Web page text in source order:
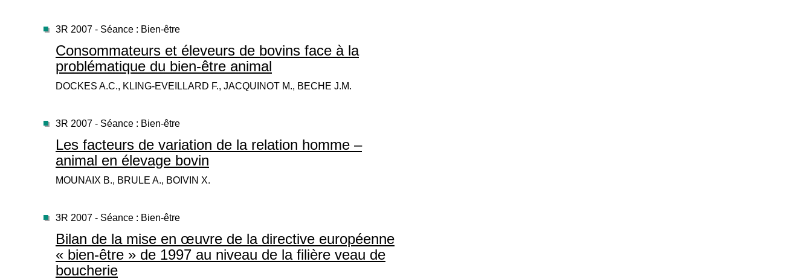
3R 2007 - Séance : Bien-être
Consommateurs et éleveurs de bovins face à la
problématique du bien-être animal
DOCKES A.C., KLING-EVEILLARD F., JACQUINOT M., BECHE J.M.
3R 2007 - Séance : Bien-être
Les facteurs de variation de la relation homme –
animal en élevage bovin
MOUNAIX B., BRULE A., BOIVIN X.
3R 2007 - Séance : Bien-être
Bilan de la mise en œuvre de la directive européenne
« bien-être » de 1997 au niveau de la filière veau de
boucherie